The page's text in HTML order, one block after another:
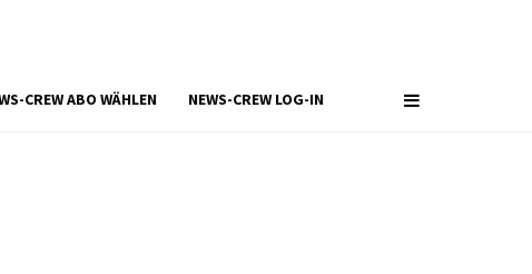
CREW ABO WÄHLEN NEWS-CREW LOG-IN